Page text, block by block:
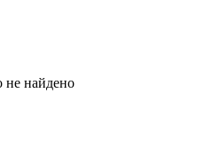
не найдено